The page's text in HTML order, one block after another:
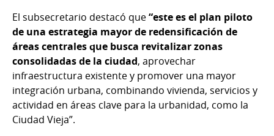
El subsecretario destacó que“este es el plan piloto
de una estrategia mayor de redensificación de
áreas centrales que busca revitalizar zonas
consolidadas de la ciudad, aprovechar
infraestructura existente y promover una mayor
integración urbana, combinando vivienda, servicios y
actividad en áreas clave para la urbanidad, como la
Ciudad Vieja”.